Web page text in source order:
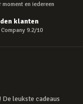
moment en iedereen
klanten
9.2/10
leukste cadeaus